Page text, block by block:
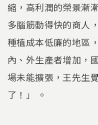
縮，高利潤的榮景漸
多腦筋動得快的商人
種植成本低廉的地區
內、外生產者增加，
場未能擴張，王先生
了！」 。